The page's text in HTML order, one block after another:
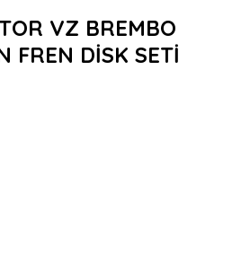
VZ BREMBO
FREN DİSK SETİ